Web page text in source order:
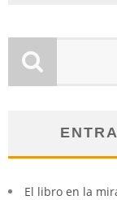
El libro en la